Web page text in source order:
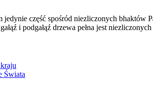
część spośród niezliczonych bhaktów
i podgałąź drzewa pełna jest
Świata